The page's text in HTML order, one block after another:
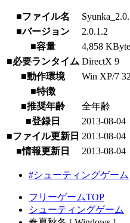
■ファイル名
■バージョン
2.0.1.2
■容量
4,858 KByte
■必要ランタイム DirectX 9
■動作環境
Win XP/7
■特徴
■推奨年齢
全年齢
■登録日
2013-08-04
■ファイル更新日 2013-08-04
■情報更新日
2013-08-04
#シューティングゲーム
フリーゲームTOP
シューティングゲーム